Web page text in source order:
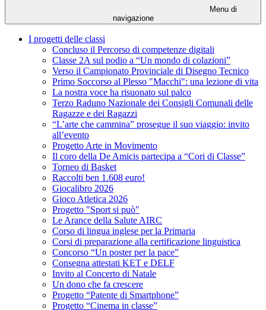
Menu di
navigazione
I progetti delle classi
Concluso il Percorso di competenze digitali
Classe 2A sul podio a “Un mondo di colazioni”
Verso il Campionato Provinciale di Disegno Tecnico
Primo Soccorso al Plesso "Macchi": una lezione di vita
La nostra voce ha risuonato sul palco
Terzo Raduno Nazionale dei Consigli Comunali delle
Ragazze e dei Ragazzi
“L’arte che cammina” prosegue il suo viaggio: invito
all’evento
Progetto Arte in Movimento
Il coro della De Amicis partecipa a “Cori di Classe”
Torneo di Basket
Raccolti ben 1.608 euro!
Giocalibro 2026
Gioco Atletica 2026
Progetto "Sport si può"
Le Arance della Salute AIRC
Corso di lingua inglese per la Primaria
Corsi di preparazione alla certificazione linguistica
Concorso “Un poster per la pace”
Consegna attestati KET e DELF
Invito al Concerto di Natale
Un dono che fa crescere
Progetto “Patente di Smartphone”
Progetto “Cinema in classe”